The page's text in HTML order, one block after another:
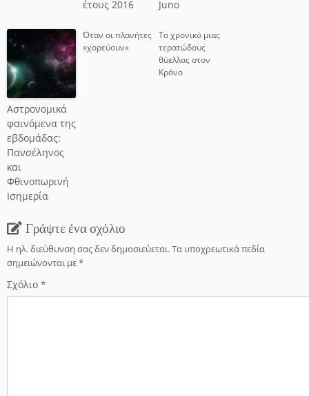
έτους 2016
Juno
Αστρονομικά
φαινόμενα της
εβδομάδας:
Πανσέληνος
και
Φθινοπωρινή
Ισημερία
Όταν οι πλανήτες
«χορεύουν»
Το χρονικό μιας
τερατώδους
θύελλας στον
Κρόνο
Γράψτε ένα σχόλιο
Η ηλ. διεύθυνση σας δεν δημοσιεύεται.Τα υποχρεωτικά πεδία
σημειώνονται με*
Σχόλιο *